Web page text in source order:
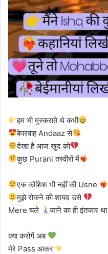
हम भी मुस्कराते थे कभी
बेपरवाह Andaaz से
देखा है आज खुद को
कुछ Purani तस्वीरों में
एक कोशिश भी नहीं की Usne
मुझे रोकने की शायद उसे
Mere चले
जाने का ही इंतजार था
क्या करोगें अब
मेरे Pass आकर